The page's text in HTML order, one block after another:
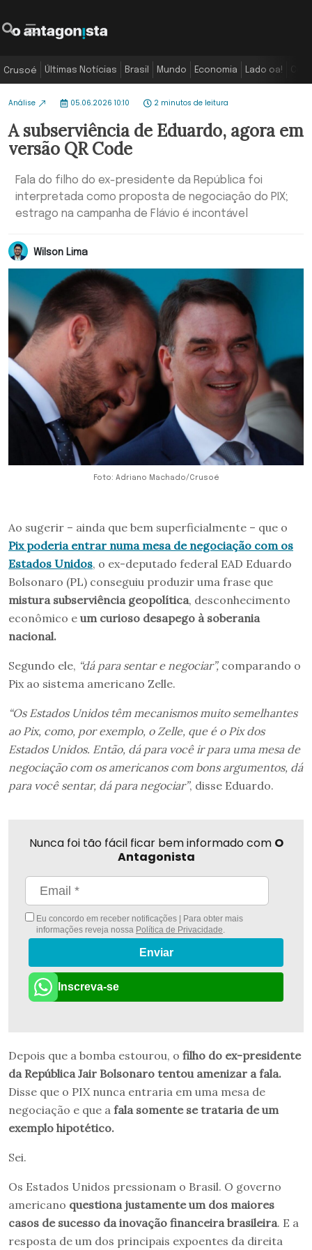
Crusoé Últimas Notícias Brasil Mundo Economia Lado oa!
Análise 05.06.2026 10:10 2 minutos de leitura
A subserviência de Eduardo, agora em
versão QR Code
Fala do filho do ex-presidente da República foi
interpretada como proposta de negociação do PIX;
estrago na campanha de Flávio é incontável
Wilson Lima
Foto: Adriano Machado/Crusoé
Ao sugerir – ainda que bem superficialmente – que o
Pix poderia entrar numa mesa de negociação com os
Estados Unidos, o ex-deputado federal EAD Eduardo
Bolsonaro (PL) conseguiu produzir uma frase que
mistura subserviência geopolítica, desconhecimento
econômico e um curioso desapego à soberania
nacional.
Segundo ele, “dá para sentar e negociar”, comparando o
Pix ao sistema americano Zelle.
“Os Estados Unidos têm mecanismos muito semelhantes
ao Pix, como, por exemplo, o Zelle, que é o Pix dos
Estados Unidos. Então, dá para você ir para uma mesa de
negociação com os americanos com bons argumentos, dá
para você sentar, dá para negociar”, disse Eduardo.
Nunca foi tão fácil ficar bem informado com O
Antagonista
Eu concordo em receber notificações | Para obter mais
informações reveja nossa Política de Privacidade.
Enviar
Inscreva-se
Depois que a bomba estourou, o filho do ex-presidente
da República Jair Bolsonaro tentou amenizar a fala.
Disse que o PIX nunca entraria em uma mesa de
negociação e que a fala somente se trataria de um
exemplo hipotético.
Sei.
Os Estados Unidos pressionam o Brasil. O governo
americano questiona justamente um dos maiores
casos de sucesso da inovação financeira brasileira. E a
resposta de um dos principais expoentes da direita